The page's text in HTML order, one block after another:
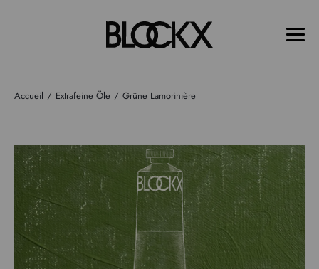
Accueil Extrafeine Öle Grüne Lamorinière